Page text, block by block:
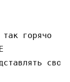
горячо